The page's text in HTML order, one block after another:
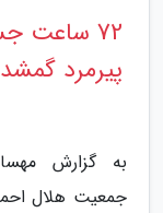
72 ساعت
پیرمرد
به گزارش
جمعیت هلال